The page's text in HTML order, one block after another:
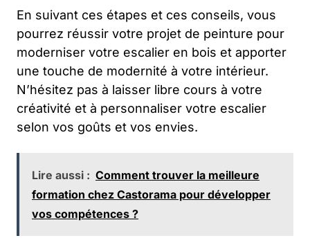
En suivant ces étapes et ces conseils, vous
pourrez réussir votre projet de peinture pour
moderniser votre escalier en bois et apporter
une touche de modernité à votre intérieur.
N’hésitez pas à laisser libre cours à votre
créativité et à personnaliser votre escalier
selon vos goûts et vos envies.
Lire aussi : Comment trouver la meilleure
formation chez Castorama pour développer
vos compétences ?